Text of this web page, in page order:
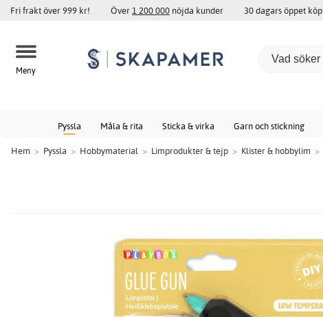
Fri frakt över 999 kr! Över1 200 000 nöjda kunder 30 dagars öppet köp
Meny
Pyssla Måla & rita Sticka & virka Garn och stickning
Hem > Pyssla > Hobbymaterial > Limprodukter & tejp > Klister & hobbylim >